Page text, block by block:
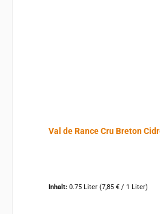
Val de Rance Cru Breton
Inhalt: 0.75 Liter (7,85 € / 1 Liter)